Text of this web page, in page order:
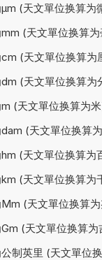
(天文單位换算为
(天文單位换算为
(天文單位换算为
(天文單位换算为
(天文單位换算为
(天文單位换算
(天文單位换算为
(天文單位换算为
(天文單位换算
(天文單位换算为
制英里 (天文單位